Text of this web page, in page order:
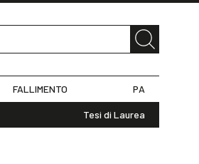
FALLIMENTO PA
Tesi di Laurea